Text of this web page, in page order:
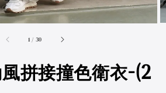
1 / accessibility.of
30
拼接撞色衛衣-(2